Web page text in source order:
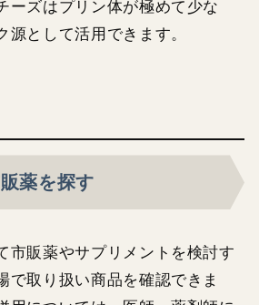
ーズはプリン体が極めて少な
源として活用できます。
薬を探す
市販薬やサプリメントを検討す
で取り扱い商品を確認できま